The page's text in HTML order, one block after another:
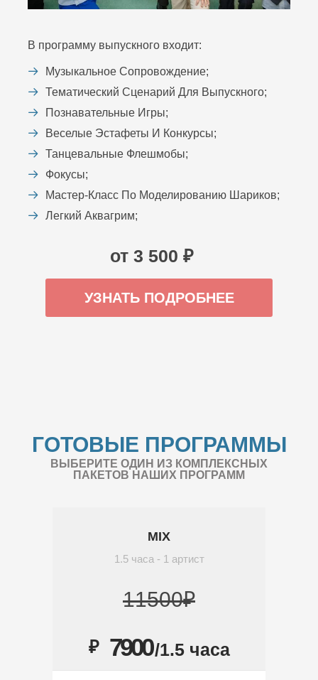
В программу выпускного входит:
Музыкальное Сопровождение;
Тематический Сценарий Для Выпускного;
Познавательные Игры;
Веселые Эстафеты И Конкурсы;
Танцевальные Флешмобы;
Фокусы;
Мастер-Класс По Моделированию Шариков;
Легкий Аквагрим;
от 3 500 ₽
УЗНАТЬ ПОДРОБНЕЕ
ГОТОВЫЕ ПРОГРАММЫ
ВЫБЕРИТЕ ОДИН ИЗ КОМПЛЕКСНЫХ
ПАКЕТОВ НАШИХ ПРОГРАММ
MIX
1.5 часа - 1 артист
11500₽
₽ 7900/1.5 часа